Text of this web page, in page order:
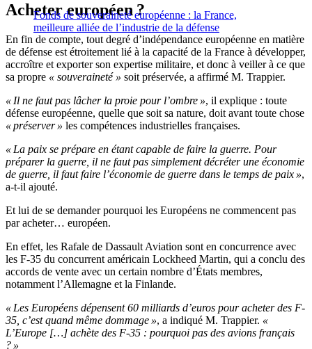
Fonds de souveraineté européenne : la France,
meilleure alliée de l’industrie de la défense
Acheter européen ?
En fin de compte, tout degré d’indépendance européenne en matière
de défense est étroitement lié à la capacité de la France à développer,
accroître et exporter son expertise militaire, et donc à veiller à ce que
sa propre « souveraineté » soit préservée, a affirmé M. Trappier.
« Il ne faut pas lâcher la proie pour l’ombre », il explique : toute
défense européenne, quelle que soit sa nature, doit avant toute chose
« préserver » les compétences industrielles françaises.
« La paix se prépare en étant capable de faire la guerre. Pour
préparer la guerre, il ne faut pas simplement décréter une économie
de guerre, il faut faire l’économie de guerre dans le temps de paix »,
a-t-il ajouté.
Et lui de se demander pourquoi les Européens ne commencent pas
par acheter… européen.
En effet, les Rafale de Dassault Aviation sont en concurrence avec
les F-35 du concurrent américain Lockheed Martin, qui a conclu des
accords de vente avec un certain nombre d’États membres,
notamment l’Allemagne et la Finlande.
« Les Européens dépensent 60 milliards d’euros pour acheter des F-
35, c’est quand même dommage », a indiqué M. Trappier. «
L’Europe […] achète des F-35 : pourquoi pas des avions français
? »